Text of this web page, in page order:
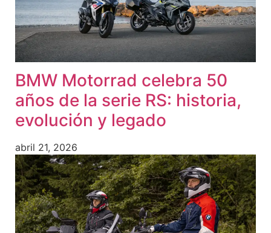
BMW Motorrad celebra 50
años de la serie RS: historia,
evolución y legado
abril 21, 2026